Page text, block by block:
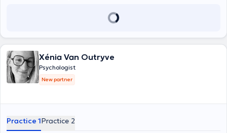
Xénia Van Outryve
Psychologist
New partner
Practice 1Practice 2